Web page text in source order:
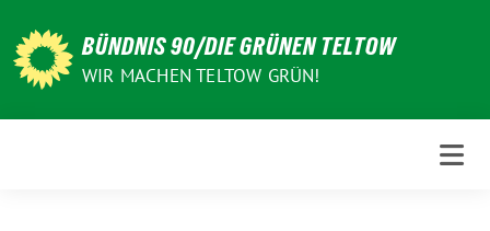
zum
Inhalt
BÜNDNIS 90/DIE GRÜNEN TELTOW
WIR MACHEN TELTOW GRÜN!